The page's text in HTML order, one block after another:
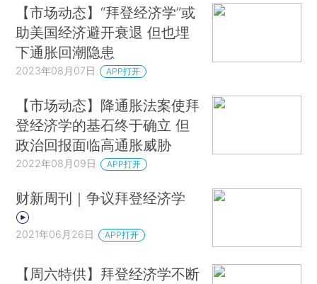
【市场动态】“拜登经济学”或
助美国经济避开衰退 但也埋
下通胀回潮隐患
2023年08月07日 APP打开
【市场动态】降通胀法案使拜
登经济学的基石终于确立 但
政治回报面临高通胀威胁
2022年08月09日 APP打开
财新周刊｜争议拜登经济学
2021年06月26日 APP打开
【周六特供】拜登经济学不断